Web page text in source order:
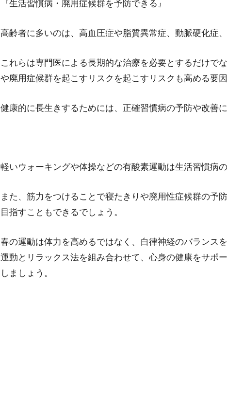
『生活習慣病・廃用症候群を予防できる』
高齢者に多いのは、高血圧症や脂質異常症、動脈硬化症
これらは専門医による長期的な治療を必要とするだけで
や廃用症候群を起こすリスクを起こすリスクも高める要因
健康的に長生きするためには、正確習慣病の予防や改善
軽いウォーキングや体操などの有酸素運動は生活習慣病
また、筋力をつけることで寝たきりや廃用性症候群の予
目指すこともできるでしょう。
春の運動は体力を高めるではなく、自律神経のバランス
運動とリラックス法を組み合わせて、心身の健康をサポ
しましょう。